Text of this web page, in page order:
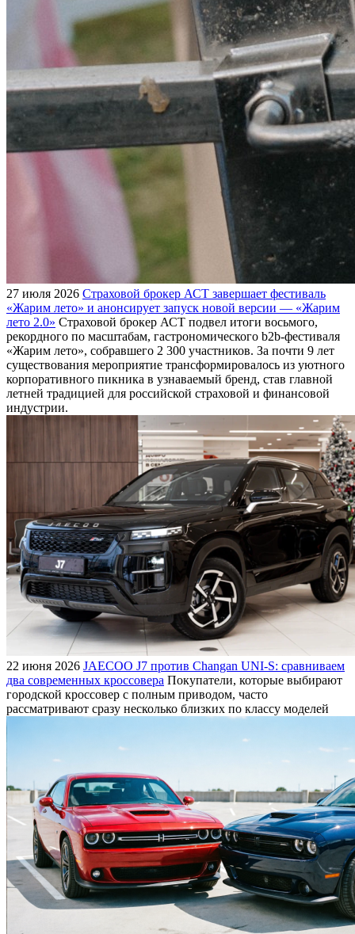
27 июля 2026 Страховой брокер АСТ завершает фестиваль
«Жарим лето» и анонсирует запуск новой версии — «Жарим
лето 2.0» Страховой брокер АСТ подвел итоги восьмого,
рекордного по масштабам, гастрономического b2b-фестиваля
«Жарим лето», собравшего 2 300 участников. За почти 9 лет
существования мероприятие трансформировалось из уютного
корпоративного пикника в узнаваемый бренд, став главной
летней традицией для российской страховой и финансовой
индустрии.
22 июня 2026 JAECOO J7 против Changan UNI-S: сравниваем
два современных кроссовера Покупатели, которые выбирают
городской кроссовер с полным приводом, часто
рассматривают сразу несколько близких по классу моделей